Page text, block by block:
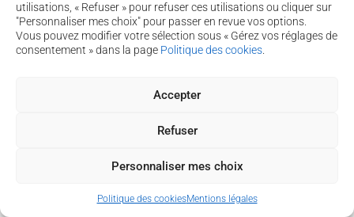
utilisations, « Refuser » pour refuser ces utilisations ou cliquer sur
"Personnaliser mes choix" pour passer en revue vos options.
Vous pouvez modifier votre sélection sous « Gérez vos réglages de
consentement » dans la page Politique des cookies
Accepter
Refuser
Personnaliser mes choix
Politique des cookiesMentions légales